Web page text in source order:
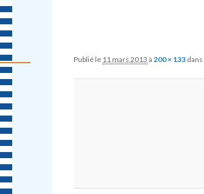
Publié le 11 mars 2013 à 200 × 133 dans